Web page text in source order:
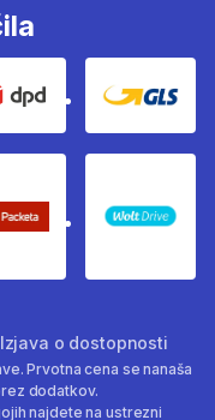
Dpd Gls
Packeta Sledenje
WOLT
Izjava o dostopnosti
Prvotna cena se nanaša
dodatkov.
najdete na ustrezni